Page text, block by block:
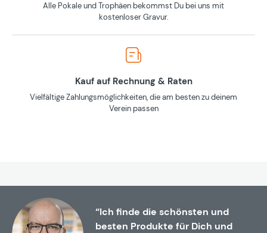
Alle Pokale und Trophäen bekommst Du bei uns mit
kostenloser Gravur.
Kauf auf Rechnung & Raten
Vielfältige Zahlungsmöglichkeiten, die am besten zu deinem
Verein passen
“Ich finde die schönsten und
besten Produkte für Dich und